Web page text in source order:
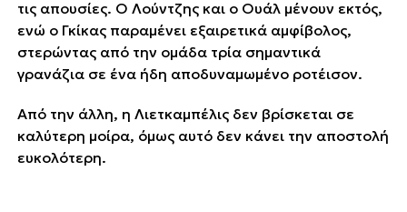
τις απουσίες. Ο Λούντζης και ο Ουάλ μένουν εκτός,
ενώ ο Γκίκας παραμένει εξαιρετικά αμφίβολος,
στερώντας από την ομάδα τρία σημαντικά
γρανάζια σε ένα ήδη αποδυναμωμένο ροτέισον.
Από την άλλη, η Λιετκαμπέλις δεν βρίσκεται σε
καλύτερη μοίρα, όμως αυτό δεν κάνει την αποστολή
ευκολότερη.